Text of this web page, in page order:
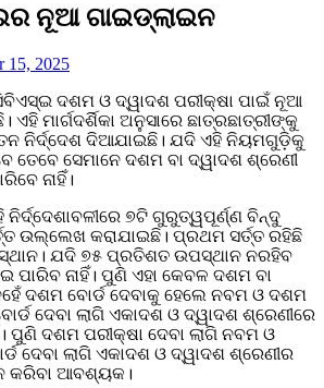
ନୂଆ ଗାଇଡ୍‍ଲାଇନ
15, 2025
ଦଶମ ଓ ଦ୍ୱାଦଶ ପରୀକ୍ଷା ପାଇଁ ନୂଆ
ଏହି ମାର୍ଗଦର୍ଶିକା ଅନୁସାରେ ଛାତ୍ରଛାତ୍ରୀଙ୍କୁ
ନିର୍ଦ୍ଦେଶ ଦିଆଯାଇଛି। ଯଦି ଏହି ନିୟମଗୁଡ଼ିକୁ
ତେବେ ସେମାନେ ଦଶମ ବା ଦ୍ୱାଦଶ ଶ୍ରେଣୀ
ନାହିଁ।
ନିର୍ଦ୍ଦେଶାବଳୀରେ ୭ଟି ଗୁରୁତ୍ୱପୂର୍ଣ୍ଣ ବିନ୍ଦୁ
ଉଲ୍ଲେଖ କରାଯାଇଛି। ପ୍ରଥମ ସର୍ତ୍ତ ରହିଛି
ଯଦି ୭୫ ପ୍ରତିଶତ ଉପସ୍ଥାନ ନରହିବ
ପାରିବ ନାହିଁ। ପୁଣି ଏହା କେବଳ ଦଶମ ବା
ଦଶମ ବୋର୍ଡ ଦେବାକୁ ହେଲେ ନବମ ଓ ଦଶମ
ଦେବା ଲାଗି ଏକାଦଶ ଓ ଦ୍ୱାଦଶ ଶ୍ରେଣୀରେ
ପୁଣି ଦଶମ ପରୀକ୍ଷା ଦେବା ଲାଗି ନବମ ଓ
ଦେବା ଲାଗି ଏକାଦଶ ଓ ଦ୍ୱାଦଶ ଶ୍ରେଣୀର
କରିବା ଆବଶ୍ୟକ।